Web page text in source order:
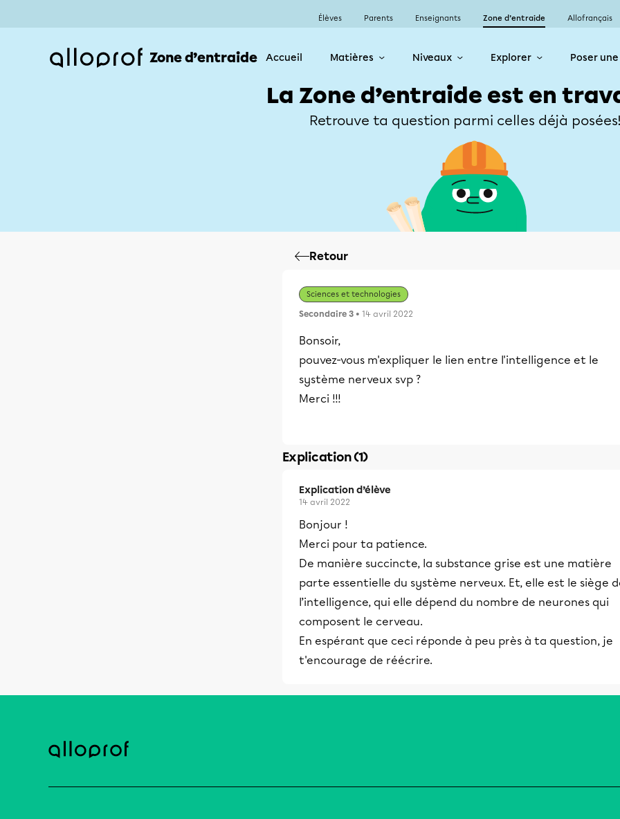
Élèves Parents Enseignants Zone d’entraide Allofrançais
Zone d’entraide Accueil Matières Niveaux Explorer Poser
La Zone d’entraide est en
Retrouve ta question parmi celles déjà
Retour
Sciences et technologies
Secondaire 3 • 14 avril 2022
Bonsoir,
pouvez-vous m'expliquer le lien entre l'intelligence et le
système nerveux svp ?
Merci !!!
Explication (1)
Explication d’élève
14 avril 2022
Bonjour !
Merci pour ta patience.
De manière succincte, la substance grise est une matière
parte essentielle du système nerveux. Et, elle est le siège
l’intelligence, qui elle dépend du nombre de neurones qui
composent le cerveau.
En espérant que ceci réponde à peu près à ta question, je
t'encourage de réécrire.